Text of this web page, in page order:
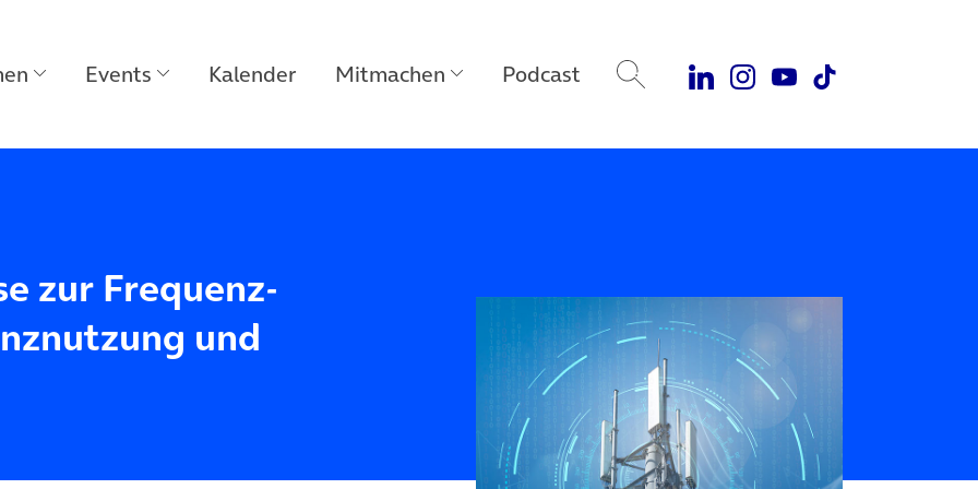
Events Kalender Mitmachen Podcast
zur Frequenz­
und